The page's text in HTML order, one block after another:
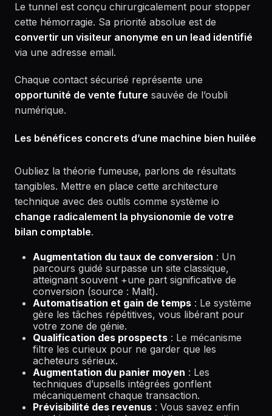
Le tunnel est conçu chirurgicalement pour stopper
cette hémorragie. Sa priorité absolue est de
convertir un visiteur anonyme en un lead identifié
via une adresse email.
Chaque contact sécurisé représente une
opportunité de vente future sauvée de l’oubli
numérique.
Les bénéfices concrets d’une machine bien huilée
Oubliez la théorie fumeuse, parlons de résultats
tangibles. Mettre en place cette architecture
technique avec des outils comme système io
change radicalement la physionomie de votre
bilan comptable.
Augmentation du taux de conversion : Un
parcours guidé surpasse un site classique,
atteignant souvent +une part significative de
conversion (source : Malt).
Automatisation et gain de temps : Le système
gère les tâches répétitives, vous libérant pour
votre zone de génie.
Qualification des prospects : Le mécanisme
filtre les curieux pour ne garder que les
acheteurs sérieux.
Augmentation du panier moyen : Les
techniques d’upsells intégrées gonflent
mécaniquement chaque transaction.
Prévisibilité des revenus : Vous savez enfin